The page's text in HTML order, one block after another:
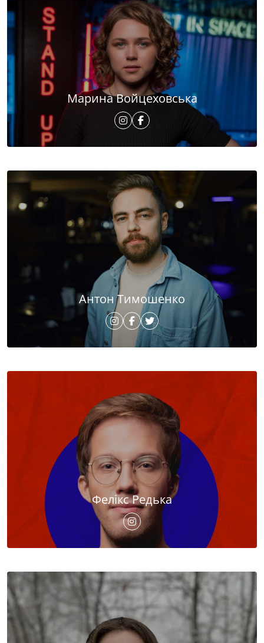
Марина Войцеховська
Антон Тимошенко
Фелікс Редька